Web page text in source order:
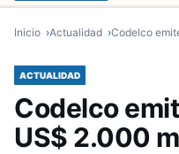
Inicio Actualidad Codelco
ACTUALIDAD
Codelco
US$ 2.000